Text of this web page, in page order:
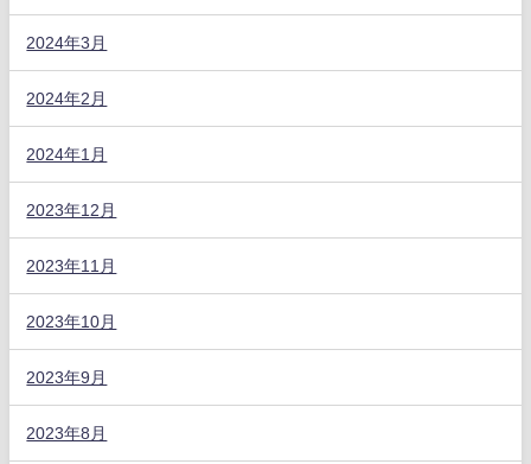
2024年3月
2024年2月
2024年1月
2023年12月
2023年11月
2023年10月
2023年9月
2023年8月